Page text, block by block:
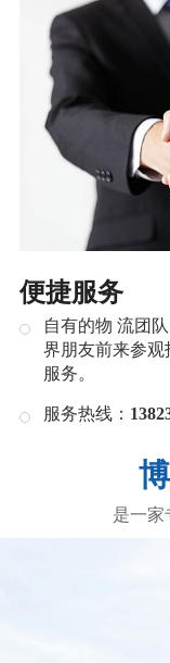
便捷服务
自有的物 流团
界朋友前来参
服务。
服务热线：